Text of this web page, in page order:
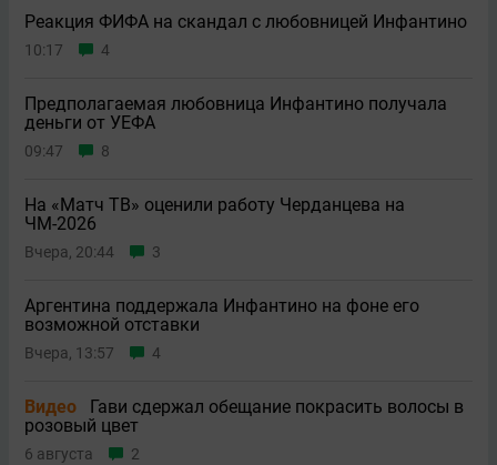
Реакция ФИФА на скандал с любовницей Инфантино
10:17 4
Предполагаемая любовница Инфантино получала
деньги от УЕФА
09:47 8
На «Матч ТВ» оценили работу Черданцева на
ЧМ-2026
Вчера, 20:44 3
Аргентина поддержала Инфантино на фоне его
возможной отставки
Вчера, 13:57 4
Видео
Гави сдержал обещание покрасить волосы в
розовый цвет
6 августа 2